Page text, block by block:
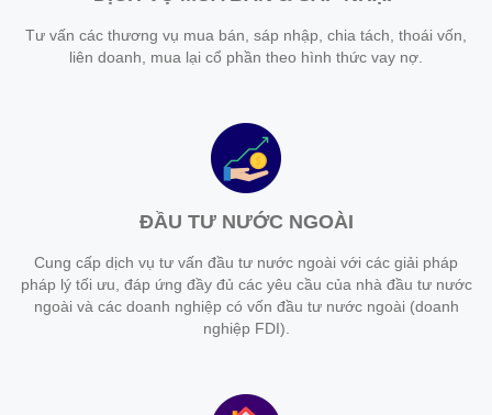
Tư vấn các thương vụ mua bán, sáp nhập, chia tách, thoái vốn,
liên doanh, mua lại cổ phần theo hình thức vay nợ.
ĐẦU TƯ NƯỚC NGOÀI
Cung cấp dịch vụ tư vấn đầu tư nước ngoài với các giải pháp
pháp lý tối ưu, đáp ứng đầy đủ các yêu cầu của nhà đầu tư nước
ngoài và các doanh nghiệp có vốn đầu tư nước ngoài (doanh
nghiệp FDI).